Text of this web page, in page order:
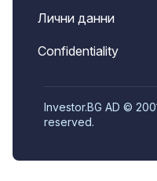
Лични данни
Confidentiality
Investor.BG AD ©
reserved.